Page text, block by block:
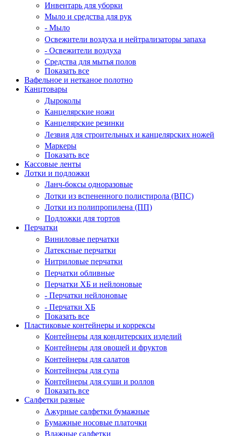
Инвентарь для уборки
Мыло и средства для рук
- Мыло
Освежители воздуха и нейтрализаторы запаха
- Освежители воздуха
Средства для мытья полов
Показать все
Вафельное и нетканое полотно
Канцтовары
Дыроколы
Канцелярские ножи
Канцелярские резинки
Лезвия для строительных и канцелярских ножей
Маркеры
Показать все
Кассовые ленты
Лотки и подложки
Ланч-боксы одноразовые
Лотки из вспененного полистирола (ВПС)
Лотки из полипропилена (ПП)
Подложки для тортов
Перчатки
Виниловые перчатки
Латексные перчатки
Нитриловые перчатки
Перчатки обливные
Перчатки ХБ и нейлоновые
- Перчатки нейлоновые
- Перчатки ХБ
Показать все
Пластиковые контейнеры и коррексы
Контейнеры для кондитерских изделий
Контейнеры для овощей и фруктов
Контейнеры для салатов
Контейнеры для супа
Контейнеры для суши и роллов
Показать все
Салфетки разные
Ажурные салфетки бумажные
Бумажные носовые платочки
Влажные салфетки